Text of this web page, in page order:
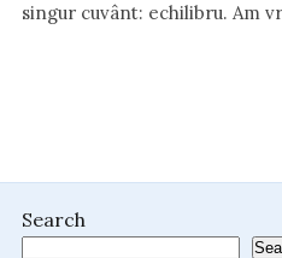
Search
singur cuvânt: echilibru. Am